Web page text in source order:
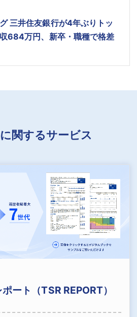
三井住友銀行が4年ぶりトッ
684万円、新卒・職種で格差
関するサービス
ート（TSR REPORT）